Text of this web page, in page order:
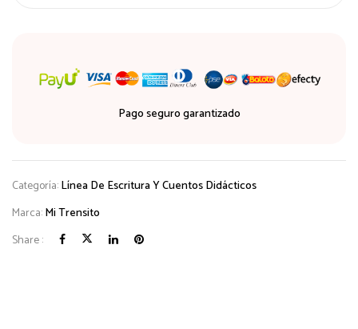
Pago seguro garantizado
Categoría:Línea De Escritura Y Cuentos Didácticos
Marca:Mi Trensito
Share :